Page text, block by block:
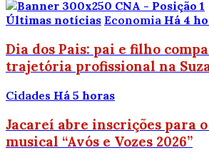
Últimas notícias Economia Há 4
Dia dos Pais: pai e filho
trajetória profissional na
Cidades Há 5 horas
Jacareí abre inscrições para
musical “Avós e Vozes 2026”